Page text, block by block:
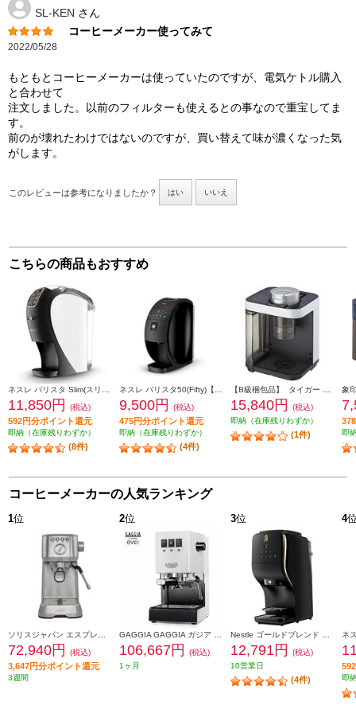
SL-KEN さん
コーヒーメーカー使ってみて
2022/05/28
もともとコーヒーメーカーは使っていたのですが、電気ケトル購入
と合わせて
注文しました。以前のフィルターも使えるとの事なので重宝してま
す。
前のが壊れたわけではないのですが、買い替えて味が濃くなった気
がします。
このレビューは参考になりましたか？ はい いいえ
こちらの商品もおすすめ
11,850円 (税込)
592円分ポイント還元
即納（在庫残りわずか）
(8件)
9,500円 (税込)
475円分ポイント還元
即納（在庫残りわずか）
(4件)
15,840円
(税込)
即納（在庫残りわずか）
(1件) 即
コーヒーメーカーの人気ランキング
1位
72,940円 (税込)
3,647円分ポイント還元
3週間
2位
106,667円
(税込)
1ヶ月
3位
12,791円
(税込)
10営業日
(4件)
4
即